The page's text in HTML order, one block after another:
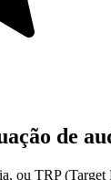
de
ou TRP